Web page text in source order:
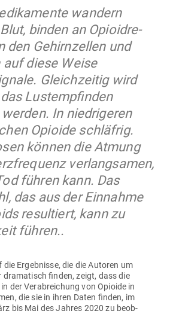
wandern
binden an Opio­id­re­
den Gehirn­zellen und
diese Weise
Gleich­zeitig wird
Lust­emp­finden
In nied­ri­geren
Opioide schläfrig.
können die Atmung
ver­lang­samen,
führen kann. Das
das aus der Ein­nahme
resul­tiert, kann zu
führen..
die Ergeb­nisse, die die Autoren um
finden, zeigt, dass die
der Ver­ab­rei­chung von Opioide in
die sie in ihren Daten finden, im
bis Mai des Jahres 2020 zu beob­